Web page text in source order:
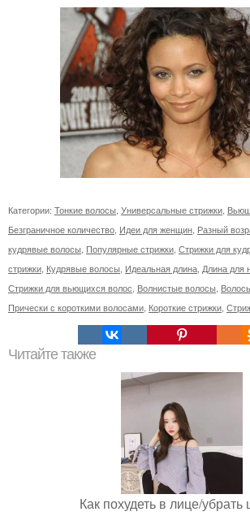
Категории: Тонкие волосы, Универсальные стрижки,
Безграничное количество, Идеи для женщин, Разный
кудрявые волосы, Популярные стрижки, Стрижки для
стрижки, Кудрявые волосы, Идеальная длина, Длина для
Стрижки для вьющихся волос, Волнистые волосы,
Прически с короткими волосами, Короткие стрижки,
Читайте также
Как похудеть в лице/убрать